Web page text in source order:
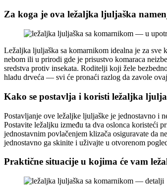
Za koga je ova ležaljka ljuljaška
Ležaljka ljuljaška sa komarnikom idealna je za sve
nebom ili u prirodi gde je prisustvo komaraca
sredstva protiv insekata. Roditelji koji žele
hladu drveća — svi će pronaći razlog da zavole
Kako se postavlja i koristi ležaljka
Postavljanje ove ležaljke ljuljaške je jednostavno i
Postavite ležaljku između ta dva oslonca koristeći
jednostavnim povlačenjem klizača osiguravate da
jednostavno ga skinite i uživajte u otvorenom
Praktične situacije u kojima će vam